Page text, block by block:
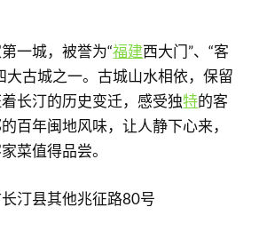
一城，被誉为“福建西大门”、“客
大古城之一。古城山水相依，保留
长汀的历史变迁，感受独特的客
百年闽地风味，让人静下心来，
菜值得品尝。
汀县其他兆征路80号